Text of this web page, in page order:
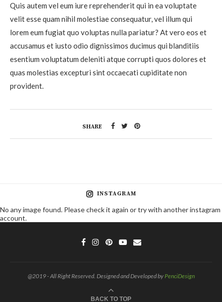
Quis autem vel eum iure reprehenderit qui in ea voluptate
velit esse quam nihil molestiae consequatur, vel illum qui
lorem eum fugiat quo voluptas nulla pariatur? At vero eos et
accusamus et iusto odio dignissimos ducimus qui blanditiis
esentium voluptatum deleniti atque corrupti quos dolores et
quas molestias excepturi sint occaecati cupiditate non
provident.
SHARE
INSTAGRAM
No any image found. Please check it again or try with another instagram
account.
@2019 - All Right Reserved. Designed and Developed by PenciDesign
BACK TO TOP